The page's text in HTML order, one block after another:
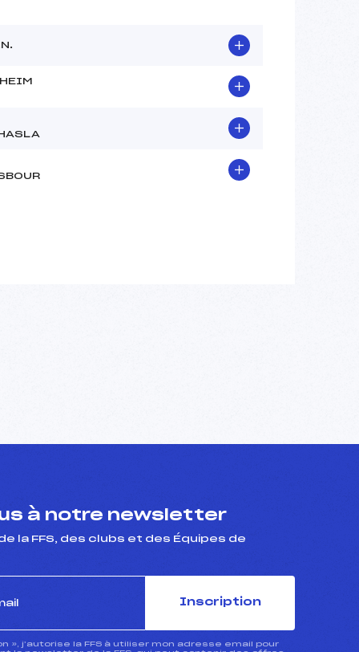
à notre newsletter
la FFS, des clubs et des Équipes de
Inscription
», j’autorise la FFS à utiliser mon adresse email pour